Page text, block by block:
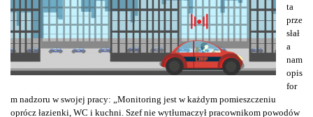
ta
prze
słał
a
nam
opis
for
m nadzoru w swojej pracy: „Monitoring jest w każdym pomieszczeniu
oprócz łazienki, WC i kuchni. Szef nie wytłumaczył pracownikom powodów